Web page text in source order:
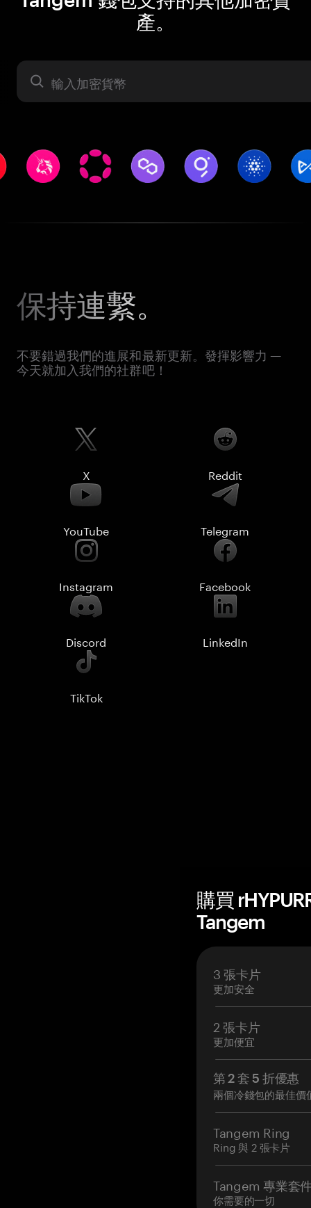
產。
資產
保持連繫。
不要錯過我們的進展和最新更新。發揮影響力 —
今天就加入我們的社群吧！
X Reddit
YouTube Telegram
Instagram Facebook
Discord LinkedIn
TikTok
購買
Tangem
3 張卡片
更加安全
2 張卡片
更加便宜
第 2 套 5 折優惠
兩個冷錢包的最佳價
Tangem Ring
Ring 與 2 張卡片
Tangem 專業套
你需要的一切